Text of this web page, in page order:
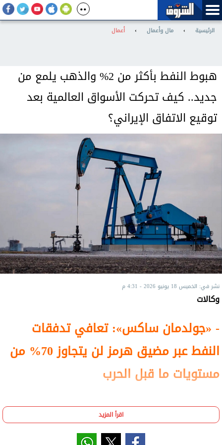
الرئيسية › مال وأعمال › أعمال
هبوط النفط بأكثر من 2% والذهب يلمع من
جديد.. كيف تحركت الأسواق العالمية بعد
توقيع الاتفاق الإيراني؟
نشر في: الخميس 18 يونيو 2026 - 4:31 م
وكالات
- «جولدمان ساكس»: تعافي تدفقات
النفط عبر مضيق هرمز لن يتجاوز 70% من
مستويات ما قبل الحرب
تراجعت أسعار النفط اليوم الخميس، فيما صعدت
أسعار الذهب، بعدما وقّعت أمريكا وإيران اتفاقاً
اقرأ المزيد